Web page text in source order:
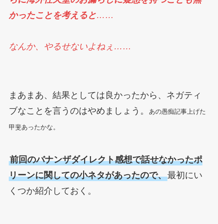
かったことを考えると……
なんか、やるせないよねぇ……
まあまあ、結果としては良かったから、ネガティ
ブなことを言うのはやめましょう。
あの愚痴記事上げた
甲斐あったかな。
前回のバナンザダイレクト感想で話せなかったポ
リーンに関しての小ネタがあったので、最初にい
くつか紹介しておく。